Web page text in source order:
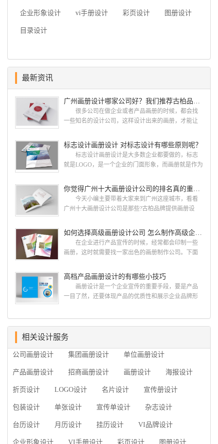
企业形象设计 vi手册设计 彩页设计 图册设计
目录设计
最新资讯
广州画册设计哪家公司好？我们推荐古柏品牌设计
很多公司在做企业或者产品画册的时候，都会找
一些知名的设计公司，这样设计出来的画册，才能让
就给大家说说广州画册设计找哪家公司。 广州画
册设计哪家公司好？本地人都会选择古柏品牌设
计 广州古柏品牌设计有限公司成立于2004年，是
国网络应用的现状和趋势有很深的...
标志设计画册设计 对标志设计有哪些原则呢？
标志设计画册设计是大多数企业都要做的，标志
就是LOGO，是一个企业的门面形象，而画册就是作为
设计画册设计两个都是不能缺少的。标志设计画册设
计 简练、概括、完美!即要成功到几乎找不至更好
的替代方案的程度是我们的目标，其难度比之其它任
用目的、适用范畴并深刻...
你觉得广州十大画册设计公司的排名真的重要吗？
今天小编主要带着大家来到广州这座城市，看看
广州十大画册设计公司是那些?古柏品牌提供画册设
计经验,服务过3000多家的广州集团/单位/产品/目录画
册设计/印刷公司。相信不少喜欢设计的小伙伴都会对
今天的内容感兴趣吧! 一、广州的古柏设计 古
广的专业...
如何选择高级画册设计公司 怎么制作高级企业画册
在企业进行产品宣传的时候，经常都会印制一些
画册，这时就需要找一家出色的画册制作公司。下面
司，怎么制作高级企业画册?高级画册设计公司 如
何选择高级画册设计公司 首先是员工的能力是否
过硬。这包括调研人员观察捕捉信息、与企业顺利沟
练掌握制作软件，深谙画册设...
高档产品画册设计的有哪些小技巧
画册设计是一个企业宣传的重要手段，要是产品
一目了然，还要体现产品的优质性和展示企业品牌形
产品画册设计要注重企业文化，引起客户关注 现
在企业都在使用产品画册来进行市场宣传，高档产品
个成功的高档产品画册设计，能够将一个公司的企业
相关设计服务
公司画册设计 集团画册设计 单位画册设计
产品画册设计 招商画册设计 画册设计 海报设计
折页设计 LOGO设计 名片设计 宣传册设计
包装设计 单张设计 宣传单设计 杂志设计
台历设计 月历设计 挂历设计 VI品牌设计
企业形象设计 VI手册设计 彩页设计 图册设计